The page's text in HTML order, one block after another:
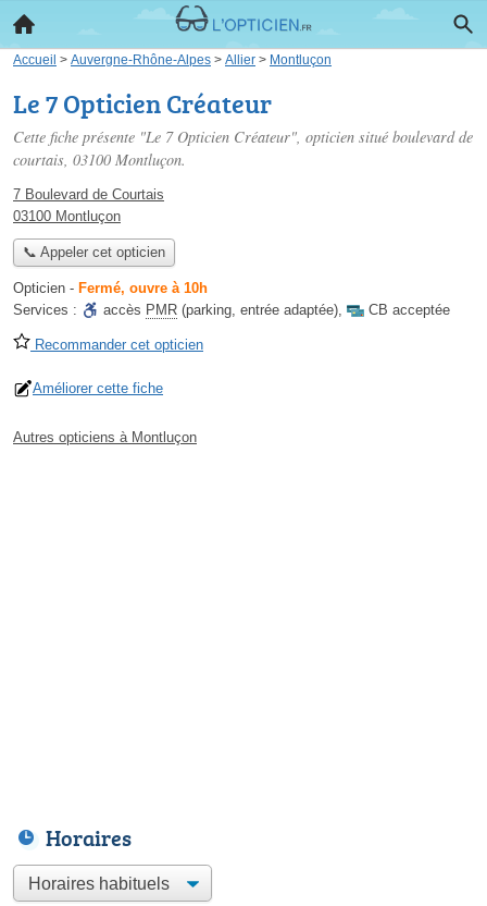
Accueil > Auvergne-Rhône-Alpes > Allier > Montluçon
Le 7 Opticien Créateur
Cette fiche présente "Le 7 Opticien Créateur", opticien situé boulevard de
courtais, 03100 Montluçon.
7 Boulevard de Courtais
03100 Montluçon
📞 Appeler cet opticien
Opticien - Fermé, ouvre à 10h
Services :
accès PMR (parking, entrée adaptée), CB acceptée
Recommander cet opticien
Améliorer cette fiche
Autres opticiens à Montluçon
Horaires